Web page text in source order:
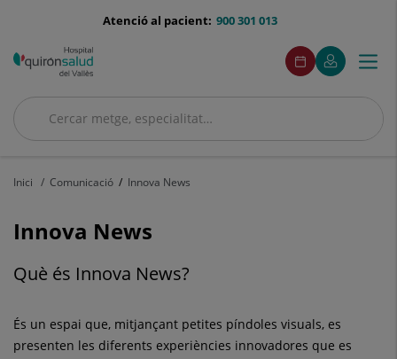
menu-
900 301 013
Atenció al pacient:
Cercar
Cercar
menuAcceso
Demaneu
cita
Aquest
enllaç
s'obrirà
una
El
meu
Aquest
enllaç
s'obrirà
una
finestra
Menú
Inici Comunicació Innova News
Innova News
Què és Innova News?
És un espai que, mitjançant petites píndoles visuals, es
presenten les diferents experiències innovadores que es